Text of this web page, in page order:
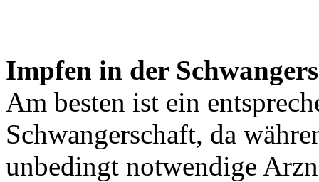
Impfen in der
Am besten ist ein
Schwangerschaft, da
unbedingt notwendige